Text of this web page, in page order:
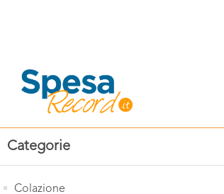
Categorie
Colazione